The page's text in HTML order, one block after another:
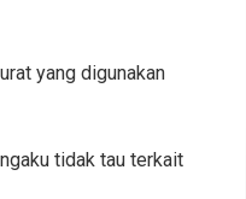
yang digunakan
tidak tau terkait